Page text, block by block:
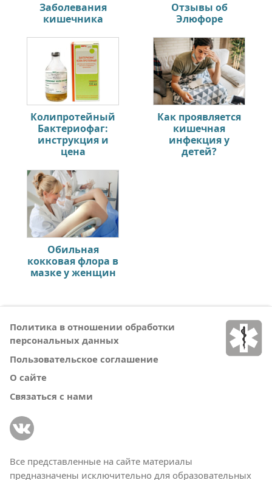
Заболевания
кишечника
Отзывы об
Элюфоре
Колипротейный
Бактериофаг:
инструкция и
цена
Как проявляется
кишечная
инфекция у
детей?
Обильная
кокковая флора в
мазке у женщин
Политика в отношении обработки
персональных данных
Пользовательское соглашение
О сайте
Связаться с нами
Все представленные на сайте материалы
предназначены исключительно для образовательных